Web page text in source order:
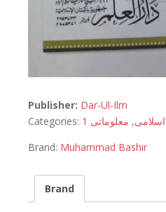
Publisher: Dar-Ul-Ilm
Categories:
اسلامی, معلوماتی 1
Brand: Muhammad Bashir
Brand